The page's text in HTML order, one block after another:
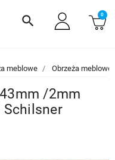
search 0
meblowe Obrzeża meblowe
/2mm
Schilsner